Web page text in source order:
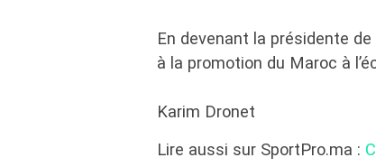
En devenant la présidente
à la promotion du Maroc à
Karim Dronet
Lire aussi sur SportPro.ma :